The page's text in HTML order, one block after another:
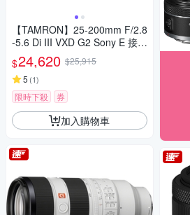
【TAMRON】25-200mm F/2.8
-5.6 Di III VXD G2 Sony E 接環
(A075) 公司貨
$24,620 $25,915
5 (1)
限時下殺 券
加入購物車